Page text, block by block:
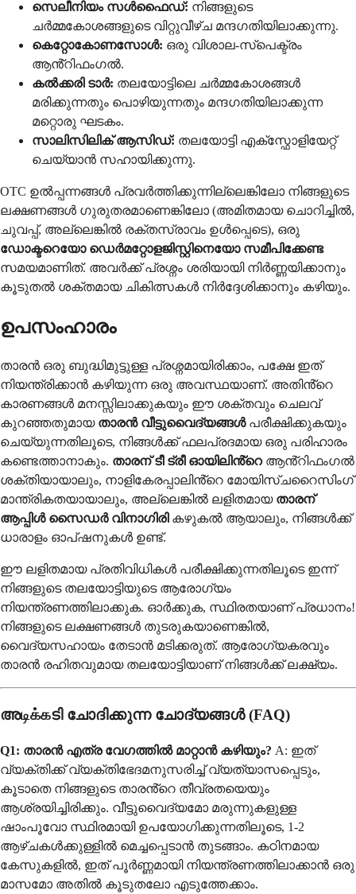
സെലീനിയം സൾഫൈഡ്: നിങ്ങളുടെ
ചർമ്മകോശങ്ങളുടെ വിറ്റുവീഴ്ച മന്ദഗതിയിലാക്കുന്നു.
കെറ്റോകോണസോൾ: ഒരു വിശാല-സ്പെക്ട്രം
ആൻ്റിഫംഗൽ.
കൽക്കരി ടാർ: തലയോട്ടിലെ ചർമ്മകോശങ്ങൾ
മരിക്കുന്നതും പൊഴിയുന്നതും മന്ദഗതിയിലാക്കുന്ന
മറ്റൊരു ഘടകം.
സാലിസിലിക് ആസിഡ്: തലയോട്ടി എക്സ്ഫോളിയേറ്റ്
ചെയ്യാൻ സഹായിക്കുന്നു.
OTC ഉൽപ്പന്നങ്ങൾ പ്രവർത്തിക്കുന്നില്ലെങ്കിലോ നിങ്ങളുടെ
ലക്ഷണങ്ങൾ ഗുരുതരമാണെങ്കിലോ (അമിതമായ ചൊറിച്ചിൽ,
ചുവപ്പ്, അല്ലെങ്കിൽ രക്തസ്രാവം ഉൾപ്പെടെ), ഒരു
ഡോക്ടറെയോ ഡെർമറ്റോളജിസ്റ്റിനെയോ സമീപിക്കേണ്ട
സമയമാണിത്. അവർക്ക് പ്രശ്നം ശരിയായി നിർണ്ണയിക്കാനും
കൂടുതൽ ശക്തമായ ചികിത്സകൾ നിർദ്ദേശിക്കാനും കഴിയും.
ഉപസംഹാരം
താരൻ ഒരു ബുദ്ധിമുട്ടുള്ള പ്രശ്നമായിരിക്കാം, പക്ഷേ ഇത്
നിയന്ത്രിക്കാൻ കഴിയുന്ന ഒരു അവസ്ഥയാണ്. അതിൻ്റെ
കാരണങ്ങൾ മനസ്സിലാക്കുകയും ഈ ശക്തവും ചെലവ്
കുറഞ്ഞതുമായ താരൻ വീട്ടുവൈദ്യങ്ങൾപരീക്ഷിക്കുകയും
ചെയ്യുന്നതിലൂടെ, നിങ്ങൾക്ക് ഫലപ്രദമായ ഒരു പരിഹാരം
കണ്ടെത്താനാകും. താരന് ടീ ട്രീ ഓയിലിൻ്റെആൻ്റിഫംഗൽ
ശക്തിയായാലും, നാളികേരപ്പാലിൻ്റെ മോയിസ്ചറൈസിംഗ്
മാന്ത്രികതയായാലും, അല്ലെങ്കിൽ ലളിതമായ താരന്
ആപ്പിൾ സൈഡർ വിനാഗിരി കഴുകൽ ആയാലും, നിങ്ങൾക്ക്
ധാരാളം ഓപ്ഷനുകൾ ഉണ്ട്.
ഈ ലളിതമായ പ്രതിവിധികൾ പരീക്ഷിക്കുന്നതിലൂടെ ഇന്ന്
നിങ്ങളുടെ തലയോട്ടിയുടെ ആരോഗ്യം
നിയന്ത്രണത്തിലാക്കുക. ഓർക്കുക, സ്ഥിരതയാണ് പ്രധാനം!
നിങ്ങളുടെ ലക്ഷണങ്ങൾ തുടരുകയാണെങ്കിൽ,
വൈദ്യസഹായം തേടാൻ മടിക്കരുത്. ആരോഗ്യകരവും
താരൻ രഹിതവുമായ തലയോട്ടിയാണ് നിങ്ങൾക്ക് ലക്ഷ്യം.
അடிக்கടി ചോദിക്കുന്ന ചോദ്യങ്ങൾ (FAQ)
Q1: താരൻ എത്ര വേഗത്തിൽ മാറ്റാൻ കഴിയും? A: ഇത്
വ്യക്തിക്ക് വ്യക്തിഭേദമനുസരിച്ച് വ്യത്യാസപ്പെടും,
കൂടാതെ നിങ്ങളുടെ താരൻ്റെ തീവ്രതയെയും
ആശ്രയിച്ചിരിക്കും. വീട്ടുവൈദ്യമോ മരുന്നുകളുള്ള
ഷാംപൂവോ സ്ഥിരമായി ഉപയോഗിക്കുന്നതിലൂടെ, 1-2
ആഴ്ചകൾക്കുള്ളിൽ മെച്ചപ്പെടാൻ തുടങ്ങാം. കഠിനമായ
കേസുകളിൽ, ഇത് പൂർണ്ണമായി നിയന്ത്രണത്തിലാക്കാൻ ഒരു
മാസമോ അതിൽ കൂടുതലോ എടുത്തേക്കാം.